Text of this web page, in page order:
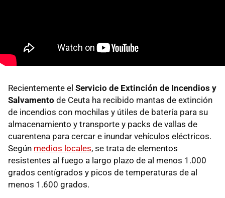
Recientemente el Servicio de Extinción de Incendios y
Salvamento de Ceuta ha recibido mantas de extinción
de incendios con mochilas y útiles de batería para su
almacenamiento y transporte y packs de vallas de
cuarentena para cercar e inundar vehículos eléctricos.
Según medios locales, se trata de elementos
resistentes al fuego a largo plazo de al menos 1.000
grados centígrados y picos de temperaturas de al
menos 1.600 grados.